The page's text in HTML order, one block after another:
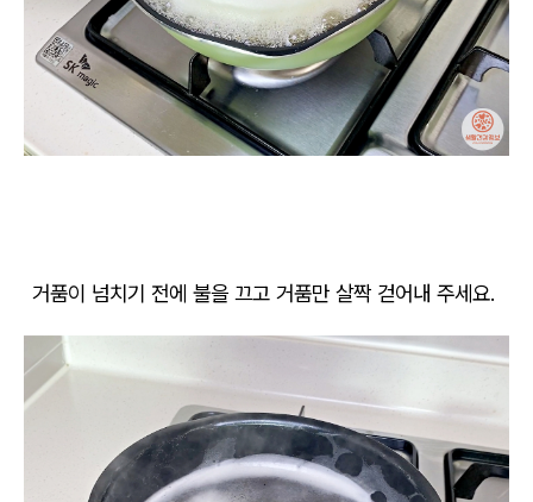
거품이 넘치기 전에 불을 끄고 거품만 살짝 걷어내 주세요.